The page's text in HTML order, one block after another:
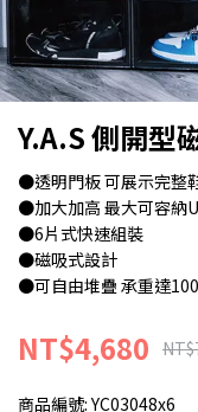
Y.A.S 側開型
●透明門板 可展示完整
●加大加高 最大可容納
●6片式快速組裝
●磁吸式設計
●可自由堆疊 承重達
NT$4,680
商品編號:YC03048x6